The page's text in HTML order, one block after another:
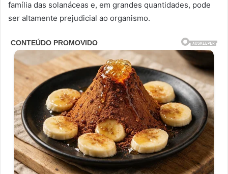
família das solanáceas e, em grandes quantidades, pode
ser altamente prejudicial ao organismo.